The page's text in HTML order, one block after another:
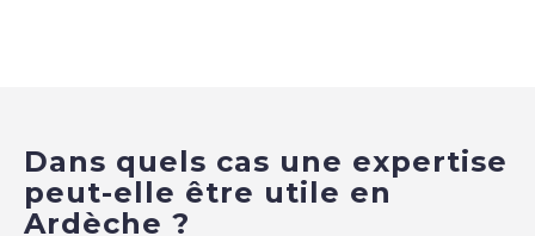
Dans quels cas une expertise
peut-elle être utile en
Ardèche ?